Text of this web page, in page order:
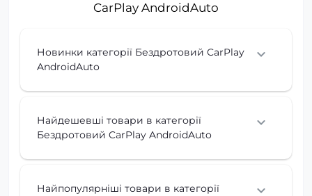
CarPlay AndroidAuto
Новинки категорії Бездротовий CarPlay
AndroidAuto
Найдешевші товари в категорії
Бездротовий CarPlay AndroidAuto
Найпопулярніші товари в категорії